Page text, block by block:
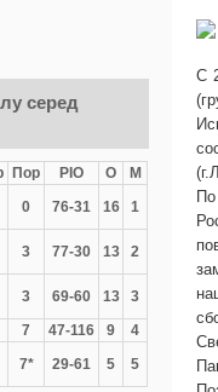
серед
Пор РІО О
М
0 76-31 16
1
3 77-30 13
2
3 69-60 13
3
7 47-116 9
4
7* 29-61 5 5
С